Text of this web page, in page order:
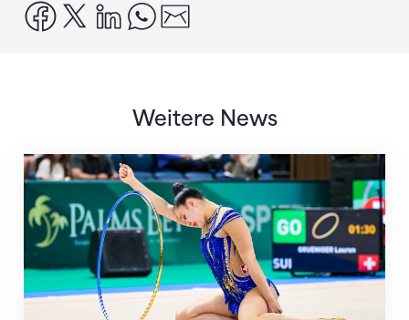
facebook
x linkedinwhatsapp
Weitere News
Nächster Halt: Weltmeisterschaft